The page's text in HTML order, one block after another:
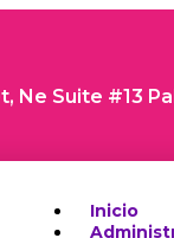
Ne Suite #13
Inicio